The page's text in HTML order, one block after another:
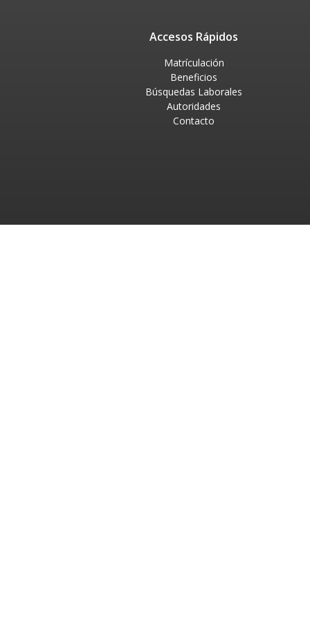
Accesos Rápidos
Matrículación
Beneficios
Búsquedas Laborales
Autoridades
Contacto